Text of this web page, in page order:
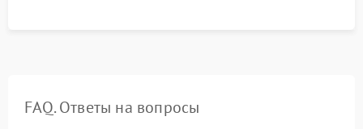
FAQ. Ответы на вопросы